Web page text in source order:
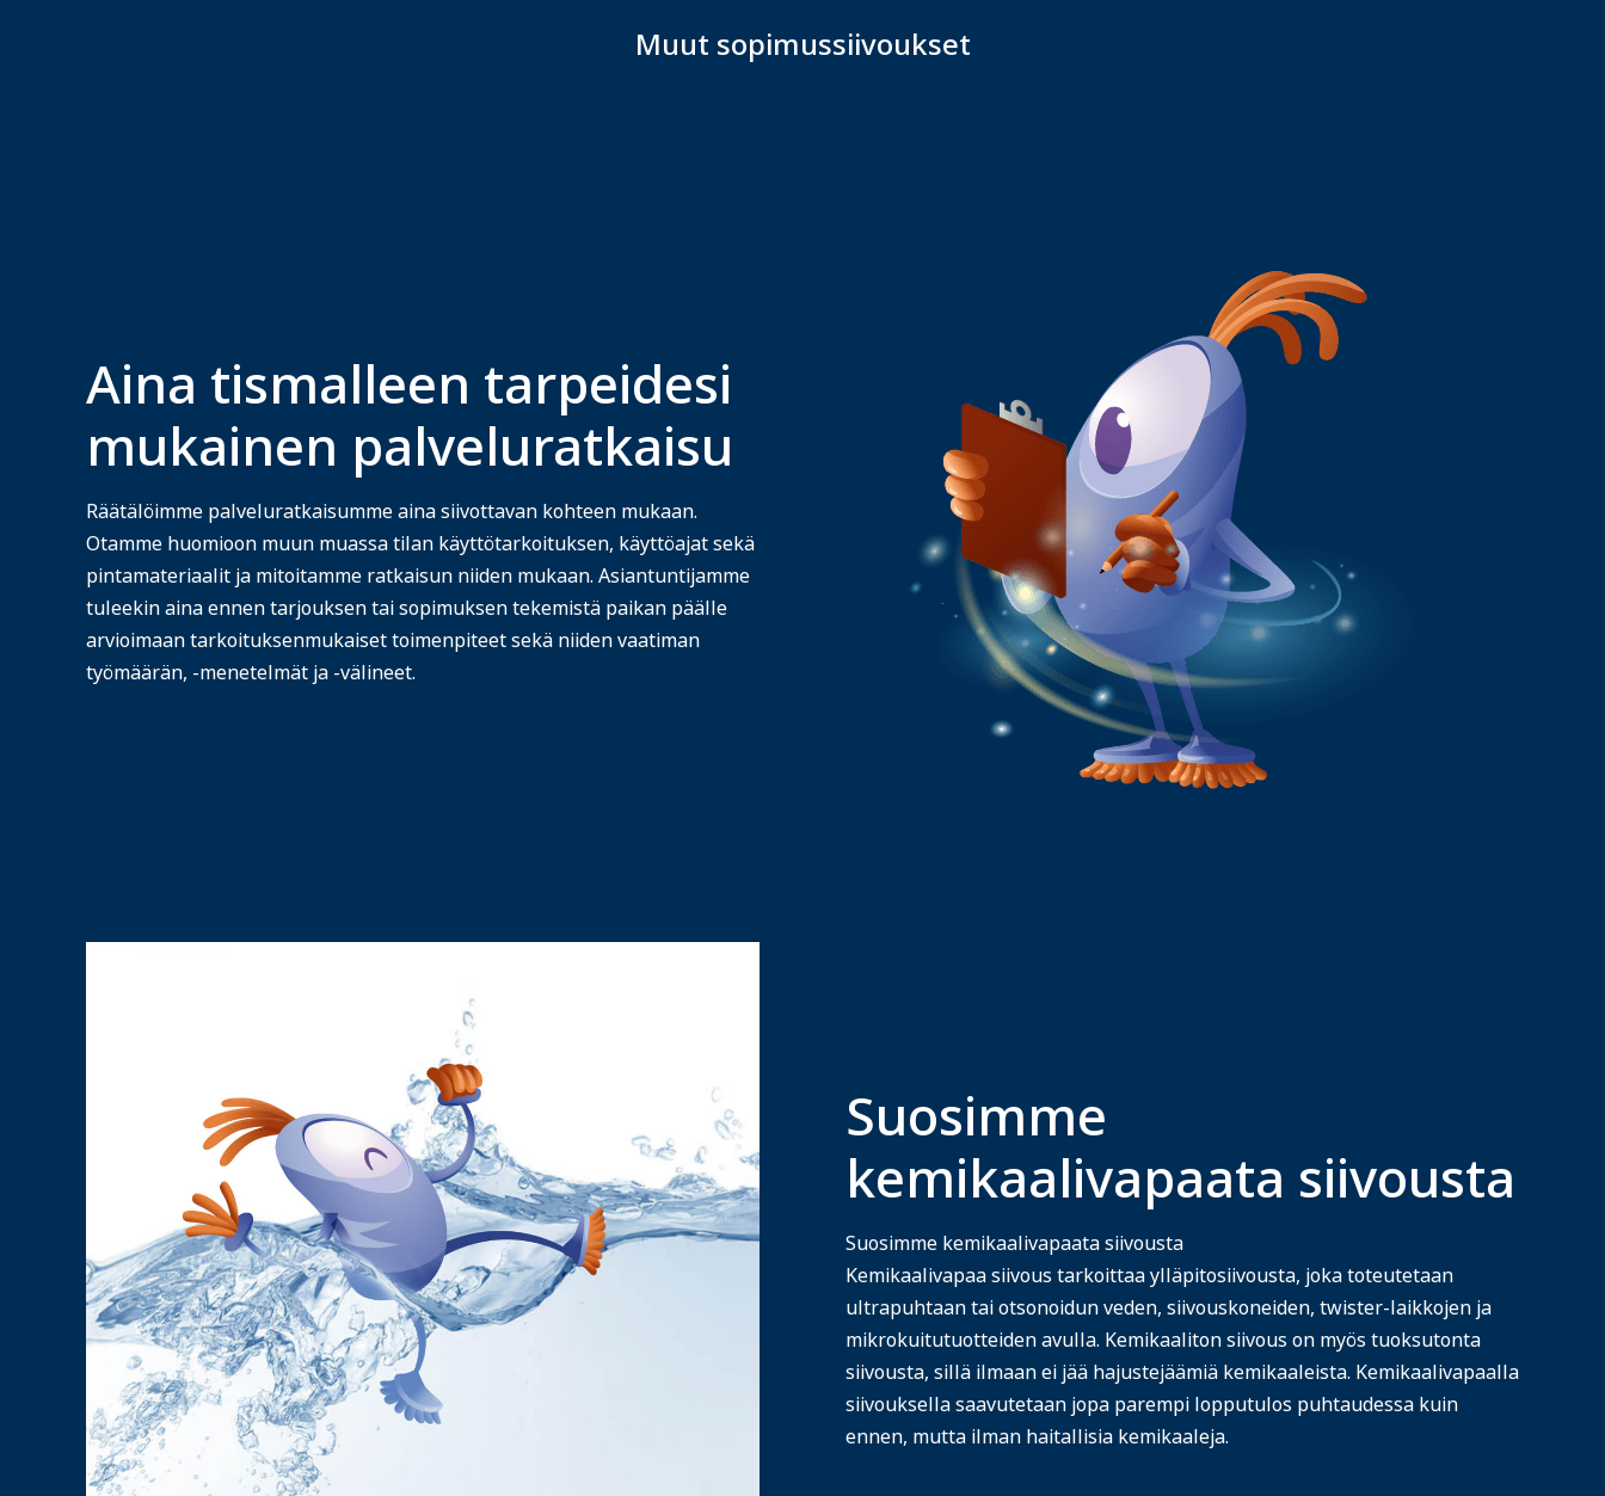
Muut sopimussiivoukset
Aina tismalleen tarpeidesi
mukainen palveluratkaisu
Räätälöimme palveluratkaisumme aina siivottavan kohteen mukaan.
Otamme huomioon muun muassa tilan käyttötarkoituksen, käyttöajat sekä
pintamateriaalit ja mitoitamme ratkaisun niiden mukaan. Asiantuntijamme
tuleekin aina ennen tarjouksen tai sopimuksen tekemistä paikan päälle
arvioimaan tarkoituksenmukaiset toimenpiteet sekä niiden vaatiman
työmäärän, -menetelmät ja -välineet.
Suosimme
kemikaalivapaata siivousta
Suosimme kemikaalivapaata siivousta
Kemikaalivapaa siivous tarkoittaa ylläpitosiivousta, joka toteutetaan
ultrapuhtaan tai otsonoidun veden, siivouskoneiden, twister-laikkojen ja
mikrokuitutuotteiden avulla. Kemikaaliton siivous on myös tuoksutonta
siivousta, sillä ilmaan ei jää hajustejäämiä kemikaaleista. Kemikaalivapaalla
siivouksella saavutetaan jopa parempi lopputulos puhtaudessa kuin
ennen, mutta ilman haitallisia kemikaaleja.